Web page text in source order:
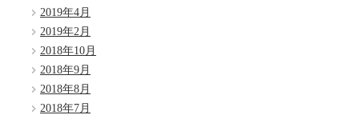
2019年4月
2019年2月
2018年10月
2018年9月
2018年8月
2018年7月